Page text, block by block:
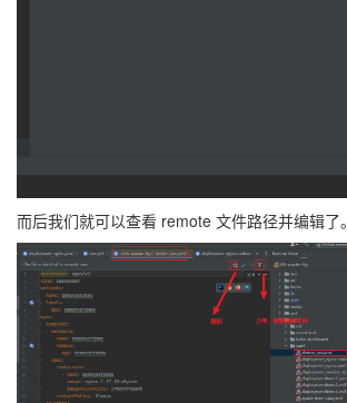
而后我们就可以查看 remote 文件路径并编辑了。